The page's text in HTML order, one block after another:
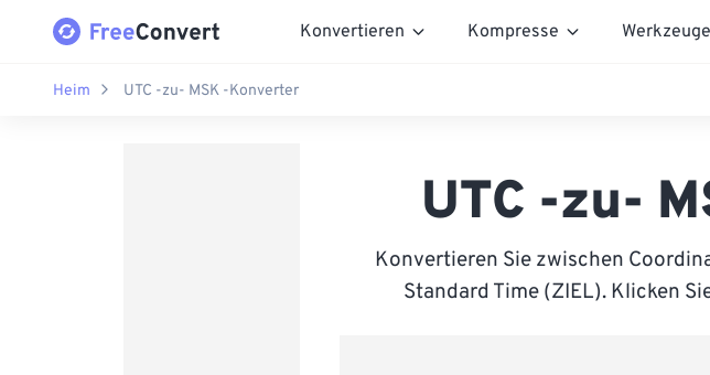
Konvertieren Kompresse Werkzeuge
Heim UTC -zu- MSK -Konverter
UTC -zu-
Konvertieren Sie zwischen
Standard Time (ZIEL). Klicken